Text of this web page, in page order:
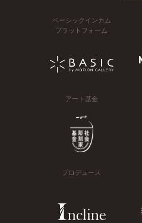
ベーシックインカム
プラットフォーム
アート基金
プロデュース